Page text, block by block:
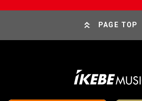
PAGE TOP